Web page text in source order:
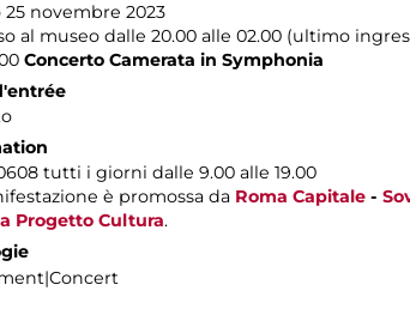
25 novembre 2023
al museo dalle 20.00 alle 02.00 (ultimo
Concerto Camerata in Symphonia
tutti i giorni dalle 9.00 alle 19.00
è promossa da Roma Capitale -
Progetto Cultura.